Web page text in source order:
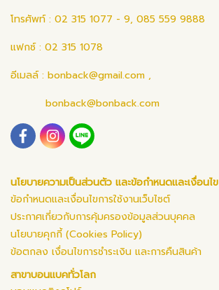
โทรศัพท์ : 02 315 1077 - 9, 085 559 9888
แฟกซ์ : 02 315 1078
อีเมลล์ : bonback@gmail.com ,
bonback@bonback.com
นโยบายความเป็นส่วนตัว และข้อกำหนดและเงื่อนไข
ข้อกำหนดและเงื่อนไขการใช้งานเว็บไซต์
ประกาศเกี่ยวกับการคุ้มครองข้อมูลส่วนบุคคล
นโยบายคุกกี้ (Cookies Policy)
ข้อตกลง เงื่อนไขการชำระเงิน และการคืนสินค้า
สาขาบอนแบคทั่วโลก